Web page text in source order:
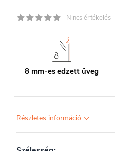
Nincs értékelés
8 mm-es edzett üveg
Részletes információ